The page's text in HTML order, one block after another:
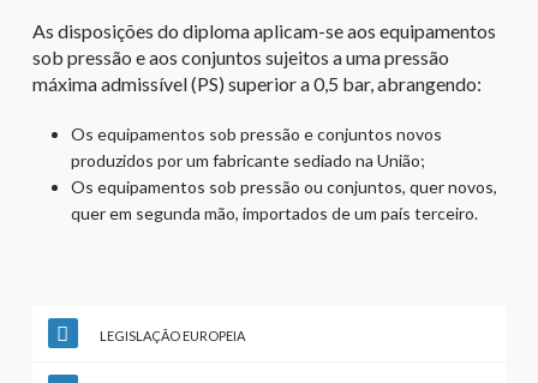
As disposições do diploma aplicam-se aos equipamentos
sob pressão e aos conjuntos sujeitos a uma pressão
máxima admissível (PS) superior a 0,5 bar, abrangendo:
Os equipamentos sob pressão e conjuntos novos
produzidos por um fabricante sediado na União;
Os equipamentos sob pressão ou conjuntos, quer novos,
quer em segunda mão, importados de um país terceiro.
LEGISLAÇÃO EUROPEIA